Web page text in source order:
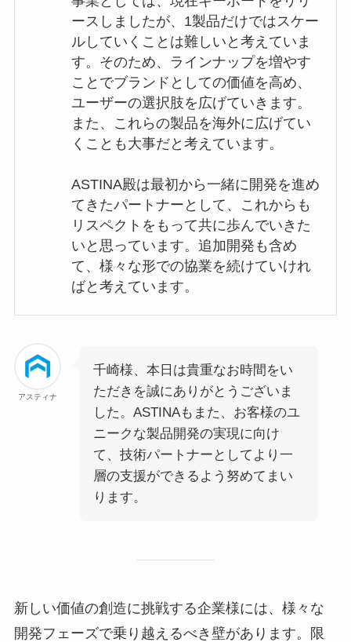
ースしましたが、1製品だけではスケー
ルしていくことは難しいと考えていま
す。そのため、ラインナップを増やす
ことでブランドとしての価値を高め、
ユーザーの選択肢を広げていきます。
また、これらの製品を海外に広げてい
くことも大事だと考えています。
ASTINA殿は最初から一緒に開発を進め
てきたパートナーとして、これからも
リスペクトをもって共に歩んでいきた
いと思っています。追加開発も含め
て、様々な形での協業を続けていけれ
ばと考えています。
アスティナ
千崎様、本日は貴重なお時間をい
ただきを誠にありがとうございま
した。ASTINAもまた、お客様のユ
ニークな製品開発の実現に向け
て、技術パートナーとしてより一
層の支援ができるよう努めてまい
ります。
新しい価値の創造に挑戦する企業様には、様々な
開発フェーズで乗り越えるべき壁があります。限